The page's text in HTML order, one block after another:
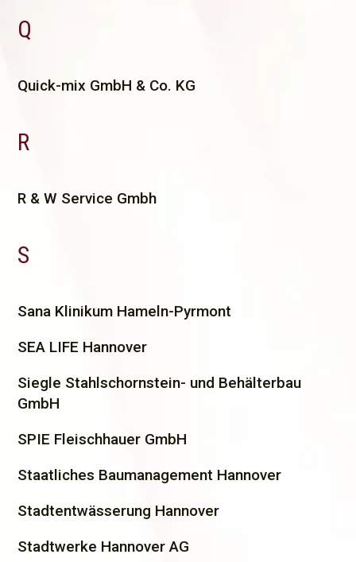
Q
Quick-mix GmbH & Co. KG
R
R & W Service Gmbh
S
Sana Klinikum Hameln-Pyrmont
SEA LIFE Hannover
Siegle Stahlschornstein- und Behälterbau
GmbH
SPIE Fleischhauer GmbH
Staatliches Baumanagement Hannover
Stadtentwässerung Hannover
Stadtwerke Hannover AG